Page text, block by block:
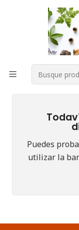
Inicio
Puedes
utilizar la